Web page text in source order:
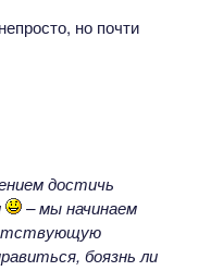
но почти
достичь
– мы начинаем
боязнь ли